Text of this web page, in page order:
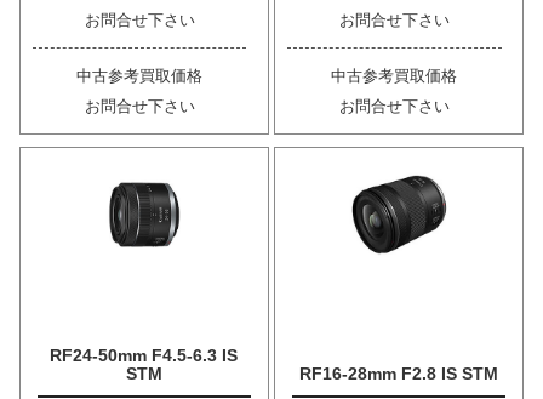
お問合せ下さい
中古参考買取価格
お問合せ下さい
お問合せ下さい
中古参考買取価格
お問合せ下さい
RF24-50mm F4.5-6.3 IS
STM
RF16-28mm F2.8 IS STM